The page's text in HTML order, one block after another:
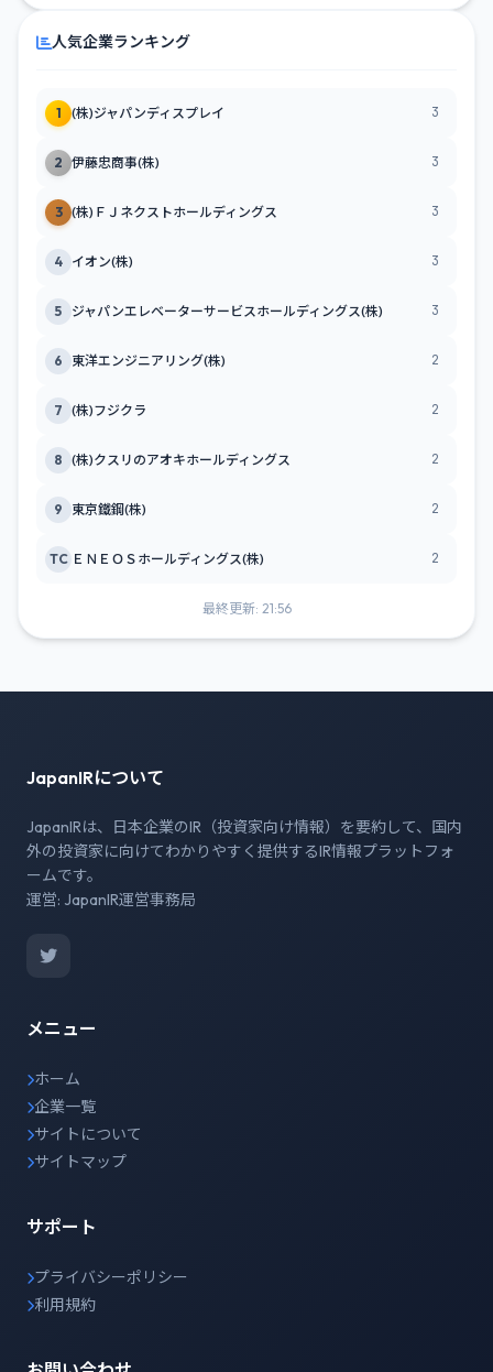
人気企業ランキング
1 (株)ジャパンディスプレイ 3
2 伊藤忠商事(株) 3
3 (株)ＦＪネクストホールディングス 3
4 イオン(株) 3
5 ジャパンエレベーターサービスホールディングス(株) 3
6 東洋エンジニアリング(株) 2
7 (株)フジクラ 2
8 (株)クスリのアオキホールディングス 2
9 東京鐵鋼(株) 2
TC ＥＮＥＯＳホールディングス(株) 2
最終更新: 21:56
JapanIRについて
JapanIRは、日本企業のIR（投資家向け情報）を要約して、国内
外の投資家に向けてわかりやすく提供するIR情報プラットフォ
ームです。
運営: JapanIR運営事務局
メニュー
ホーム
企業一覧
サイトについて
サイトマップ
サポート
プライバシーポリシー
利用規約